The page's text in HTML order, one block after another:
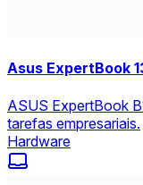
Asus ExpertBook
ASUS ExpertBook
tarefas empresariais.
Hardware